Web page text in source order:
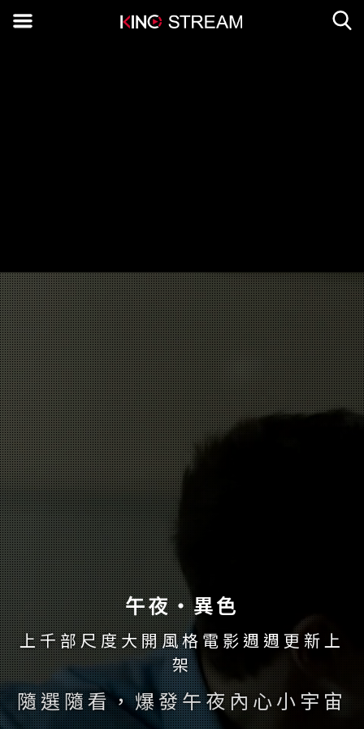
午夜‧異色
上千部尺度大開風格電影週週更新上
架
隨選隨看，爆發午夜內心小宇宙